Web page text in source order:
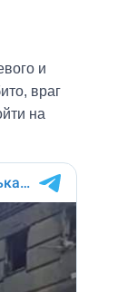
и
враг
на